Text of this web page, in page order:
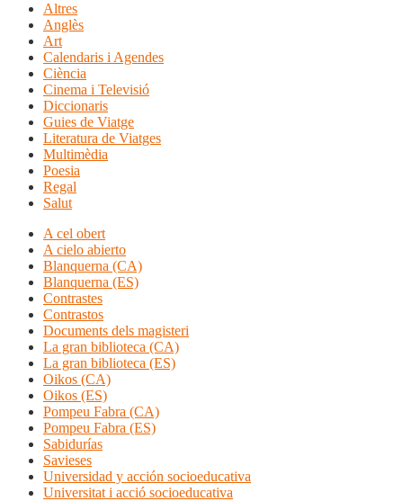
Altres
Anglès
Art
Calendaris i Agendes
Ciència
Cinema i Televisió
Diccionaris
Guies de Viatge
Literatura de Viatges
Multimèdia
Poesia
Regal
Salut
A cel obert
A cielo abierto
Blanquerna (CA)
Blanquerna (ES)
Contrastes
Contrastos
Documents dels magisteri
La gran biblioteca (CA)
La gran biblioteca (ES)
Oikos (CA)
Oikos (ES)
Pompeu Fabra (CA)
Pompeu Fabra (ES)
Sabidurías
Savieses
Universidad y acción socioeducativa
Universitat i acció socioeducativa